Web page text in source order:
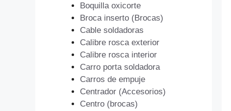
Boquilla oxicorte
Broca inserto (Brocas)
Cable soldadoras
Calibre rosca exterior
Calibre rosca interior
Carro porta soldadora
Carros de empuje
Centrador (Accesorios)
Centro (brocas)